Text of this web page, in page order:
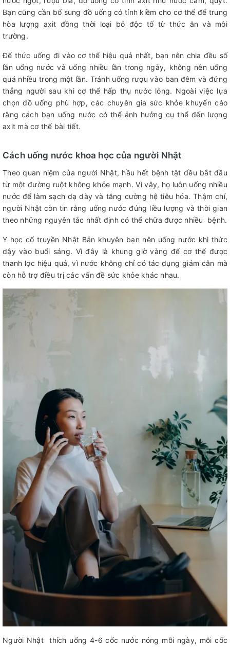
Bạn cũng cần bổ sung đồ uống có tính kiềm cho cơ thể để trung
hòa lượng axit đồng thời loại bỏ độc tố từ thức ăn và môi
trường.
Để thức uống đi vào cơ thể hiệu quả nhất, bạn nên chia đều số
lần uống nước và uống nhiều lần trong ngày, không nên uống
quá nhiều trong một lần. Tránh uống rượu vào ban đêm và đứng
thẳng người sau khi cơ thể hấp thụ nước lỏng. Ngoài việc lựa
chọn đồ uống phù hợp, các chuyên gia sức khỏe khuyến cáo
rằng cách bạn uống nước có thể ảnh hưởng cụ thể đến lượng
axit mà cơ thể bài tiết.
Cách uống nước khoa học của người Nhật
Theo quan niệm của người Nhật, hầu hết bệnh tật đều bắt đầu
từ một đường ruột không khỏe mạnh. Vì vậy, họ luôn uống nhiều
nước để làm sạch dạ dày và tăng cường hệ tiêu hóa. Thậm chí,
người Nhật còn tin rằng uống nước đúng liều lượng và thời gian
theo những nguyên tắc nhất định có thể chữa được nhiều bệnh.
Y học cổ truyền Nhật Bản khuyên bạn nên uống nước khi thức
dậy vào buổi sáng. Vì đây là khung giờ vàng để cơ thể được
thanh lọc hiệu quả, vì nước không chỉ có tác dụng giảm cân mà
còn hỗ trợ điều trị các vấn đề sức khỏe khác nhau.
Người Nhật thích uống 4-6 cốc nước nóng mỗi ngày, mỗi cốc